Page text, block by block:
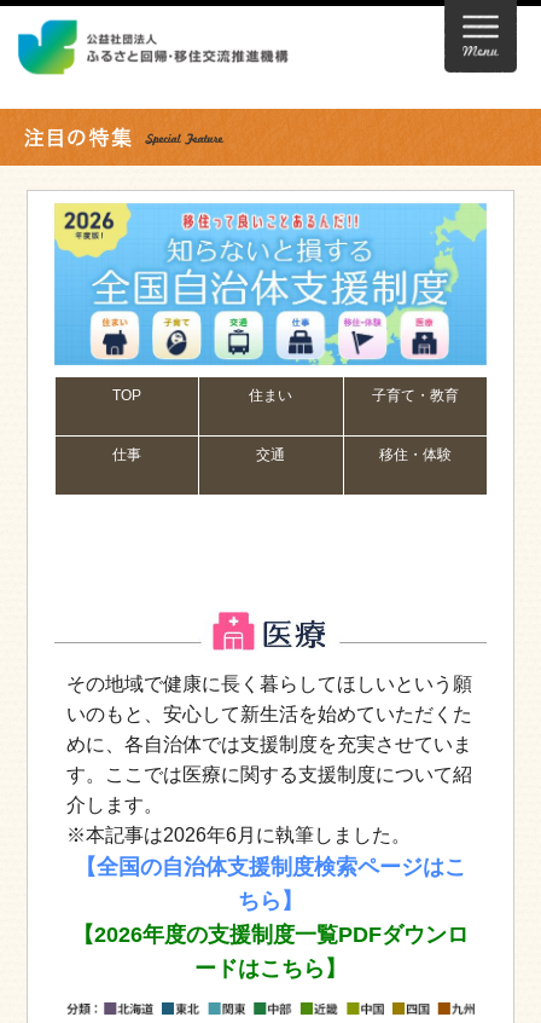
TOP 住まい 子育て・教育
仕事 交通 移住・体験
その地域で健康に長く暮らしてほしいという願
いのもと、安心して新生活を始めていただくた
めに、各自治体では支援制度を充実させていま
す。ここでは医療に関する支援制度について紹
介します。
※本記事は2026年6月に執筆しました。
【全国の自治体支援制度検索ページはこ
ちら】
【2026年度の支援制度一覧PDFダウンロ
ードはこちら】